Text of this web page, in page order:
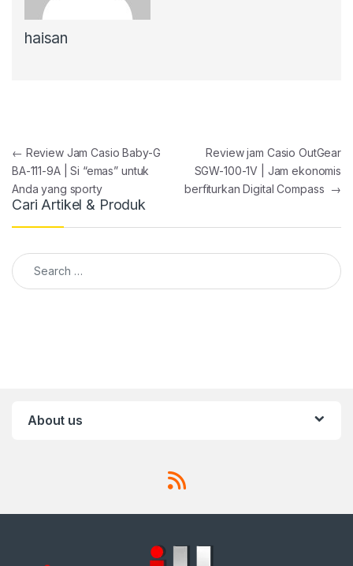
haisan
Post navigation
← Review Jam Casio Baby-G
BA-111-9A | Si “emas” untuk
Anda yang sporty
Review jam Casio OutGear
SGW-100-1V | Jam ekonomis
berfiturkan Digital Compass →
Cari Artikel & Produk
Search for:
About us